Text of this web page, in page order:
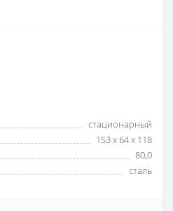
стационарный
153 x 64 x 118
80,0
сталь